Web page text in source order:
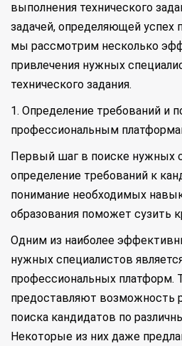
выполнения технического
задачей, определяющей успех
мы рассмотрим несколько
привлечения нужных
технического задания.
1. Определение требований и
профессиональным
Первый шаг в поиске нужных
определение требований к
понимание необходимых
образования поможет сузить
Одним из наиболее
нужных специалистов
профессиональных платформ.
предоставляют возможность
поиска кандидатов по
Некоторые из них даже